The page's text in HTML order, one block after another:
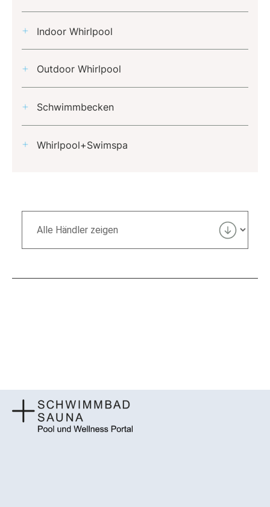
Indoor Whirlpool
Outdoor Whirlpool
Schwimmbecken
Whirlpool+Swimspa